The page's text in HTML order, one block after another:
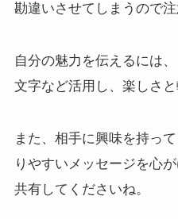
勘違いさせてしまうので注
自分の魅力を伝えるには
文字など活用し、楽しさ
また、相手に興味を持っ
りやすいメッセージを心
共有してくださいね。